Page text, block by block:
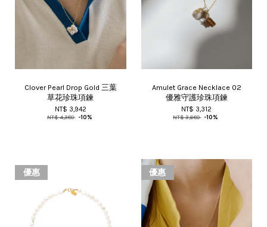
Clover Pearl Drop Gold 三葉
草花珍珠項鍊
NT$ 3,942
NT$ 4,380 -10%
Amulet Grace Necklace 02
優雅守護珍珠項鍊
NT$ 3,312
NT$ 3,680 -10%
優惠 優惠